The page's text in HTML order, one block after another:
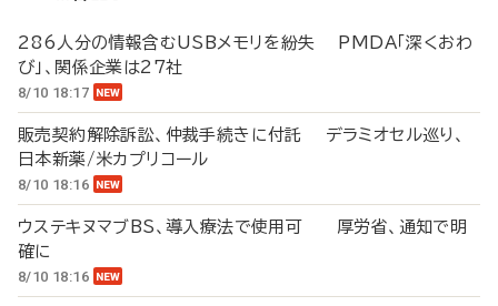
286人分の情報含むUSBメモリを紛失 PMDA「深くおわ
び」、関係企業は27社
8/10 18:17
販売契約解除訴訟、仲裁手続きに付託 デラミオセル巡り、
日本新薬/米カプリコール
8/10 18:16
ウステキヌマブBS、導入療法で使用可 厚労省、通知で明
確に
8/10 18:16